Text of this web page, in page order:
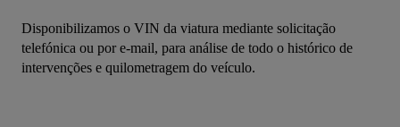
Disponibilizamos o VIN da viatura mediante solicitação
telefónica ou por e-mail, para análise de todo o histórico de
intervenções e quilometragem do veículo.